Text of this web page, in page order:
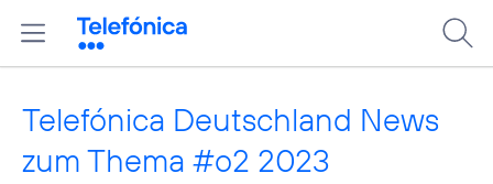
Telefónica Deutschland News
zum Thema #o2 2023